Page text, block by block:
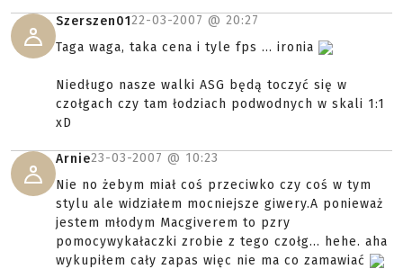
Szerszen0122-03-2007 @ 20:27
Taga waga, taka cena i tyle fps ... ironia
Niedługo nasze walki ASG będą toczyć się w
czołgach czy tam łodziach podwodnych w skali 1:1
xD
Arnie23-03-2007 @ 10:23
Nie no żebym miał coś przeciwko czy coś w tym
stylu ale widziałem mocniejsze giwery.A ponieważ
jestem młodym Macgiverem to pzry
pomocywykałaczki zrobie z tego czołg... hehe. aha
wykupiłem cały zapas więc nie ma co zamawiać